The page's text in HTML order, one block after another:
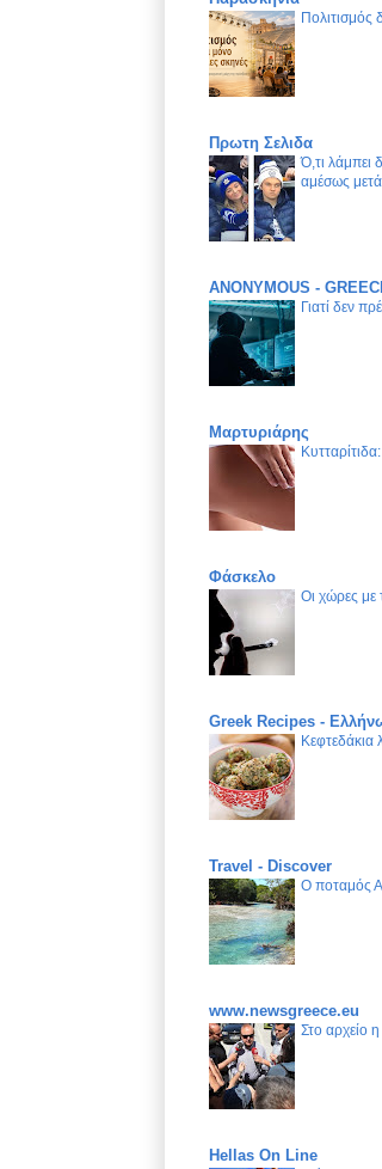
Πολιτισμός
Πρωτη Σελιδα
Ό,τι λάμπει
αμέσως μετά
ANONYMOUS -
Γιατί δεν
Μαρτυριάρης
Φάσκελο
Οι χώρες με
Greek Recipes -
Κεφτεδάκια
Travel - Discover
Ο ποταμός
www.newsgreece.eu
Στο αρχείο
Hellas On Line